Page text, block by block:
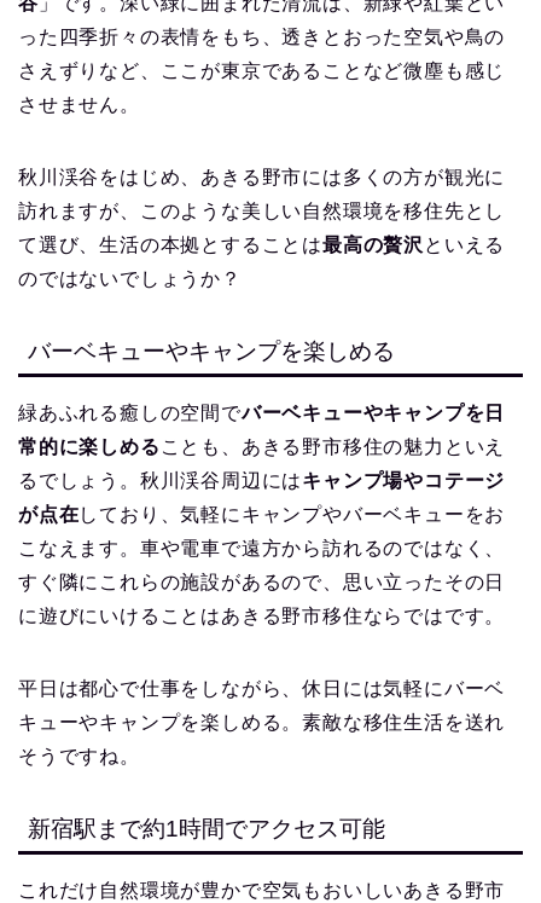
った四季折々の表情をもち、透きとおった空気や鳥の
さえずりなど、ここが東京であることなど微塵も感じ
させません。
秋川渓谷をはじめ、あきる野市には多くの方が観光に
訪れますが、このような美しい自然環境を移住先とし
て選び、生活の本拠とすることは最高の贅沢といえる
のではないでしょうか？
バーベキューやキャンプを楽しめる
緑あふれる癒しの空間でバーベキューやキャンプを日
常的に楽しめる ことも、あきる野市移住の魅力といえ
るでしょう。秋川渓谷周辺にはキャンプ場やコテージ
が点在しており、気軽にキャンプやバーベキューをお
こなえます。車や電車で遠方から訪れるのではなく、
すぐ隣にこれらの施設があるので、思い立ったその日
に遊びにいけることはあきる野市移住ならではです。
平日は都心で仕事をしながら、休日には気軽にバーベ
キューやキャンプを楽しめる。素敵な移住生活を送れ
そうですね。
新宿駅まで約1時間でアクセス可能
これだけ自然環境が豊かで空気もおいしいあきる野市